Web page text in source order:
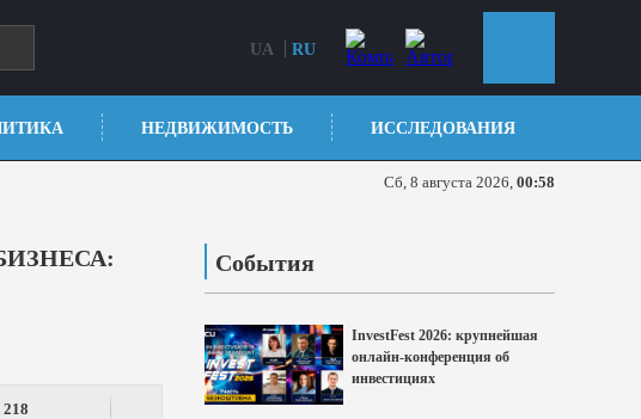
UA RU
НЕДВИЖИМОСТЬ ИССЛЕДОВАНИЯ
Сб, 8 августа 2026, 00:58
218
События
InvestFest 2026: крупнейшая
онлайн-конференция об
инвестициях